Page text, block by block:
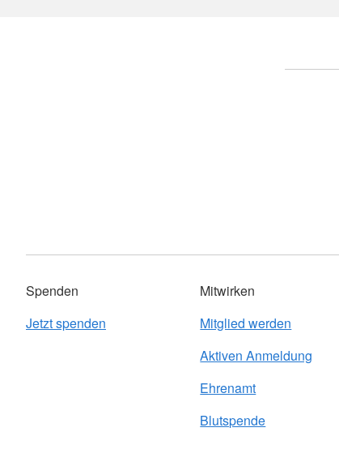
Spenden
Jetzt spenden
Mitwirken
Mitglied werden
Aktiven Anmeldung
Ehrenamt
Blutspende